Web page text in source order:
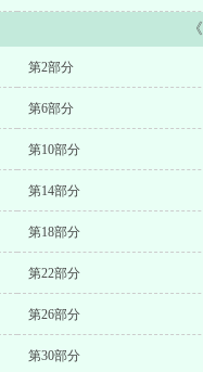
第2部分
第6部分
第10部分
第14部分
第18部分
第22部分
第26部分
第30部分